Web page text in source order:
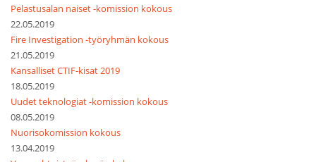
Pelastusalan naiset -komission kokous
22.05.2019
Fire Investigation -työryhmän kokous
21.05.2019
Kansalliset CTIF-kisat 2019
18.05.2019
Uudet teknologiat -komission kokous
08.05.2019
Nuorisokomission kokous
13.04.2019